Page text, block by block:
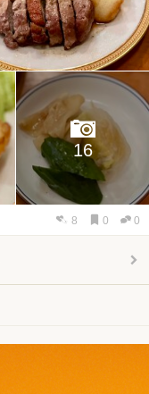
16
8 0 0